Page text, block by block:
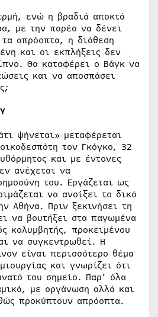
ενώ η βραδιά αποκτά
με την παρέα να δένει
απρόοπτα, η διάθεση
και οι εκπλήξεις δεν
Θα καταφέρει ο Βάγκ να
και να αποσπάσει
ψήνεται» μεταφέρεται
τον Γκόγκο, 32
και με έντονες
ανέχεται να
του. Εργάζεται ως
να ανοίξει το δικό
Αθήνα. Πριν ξεκινήσει τη
να βουτήξει στα παγωμένα
κολυμβητής, προκειμένου
να συγκεντρωθεί. Η
είναι περισσότερο θέμα
και γνωρίζει ότι
του σημείο. Παρ’ όλα
με οργάνωση αλλά και
προκύπτουν απρόοπτα.